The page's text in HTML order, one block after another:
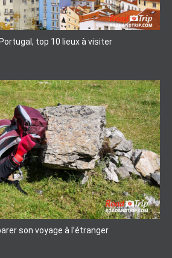
top 10 lieux à visiter
son voyage à l’étranger